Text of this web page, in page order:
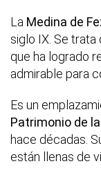
La Medina de
siglo IX. Se
que ha logrado
admirable para
Es un
Patrimonio de
hace décadas.
están llenas de